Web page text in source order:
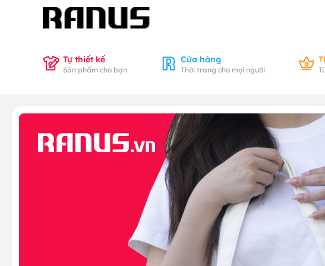
Tự thiết kế
Sản phẩm cho bạn
Cửa hàng
Thời trang cho mọi người